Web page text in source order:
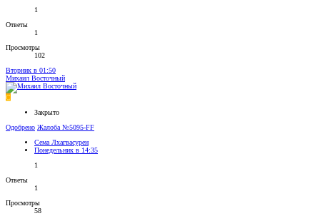
1
Ответы
1
Просмотры
102
Вторник в 01:50
Михаил Восточный
С
Закрыто
Одобрено Жалоба №5095-FF
Сема Лхагвасурен
Понедельник в 14:35
1
Ответы
1
Просмотры
58